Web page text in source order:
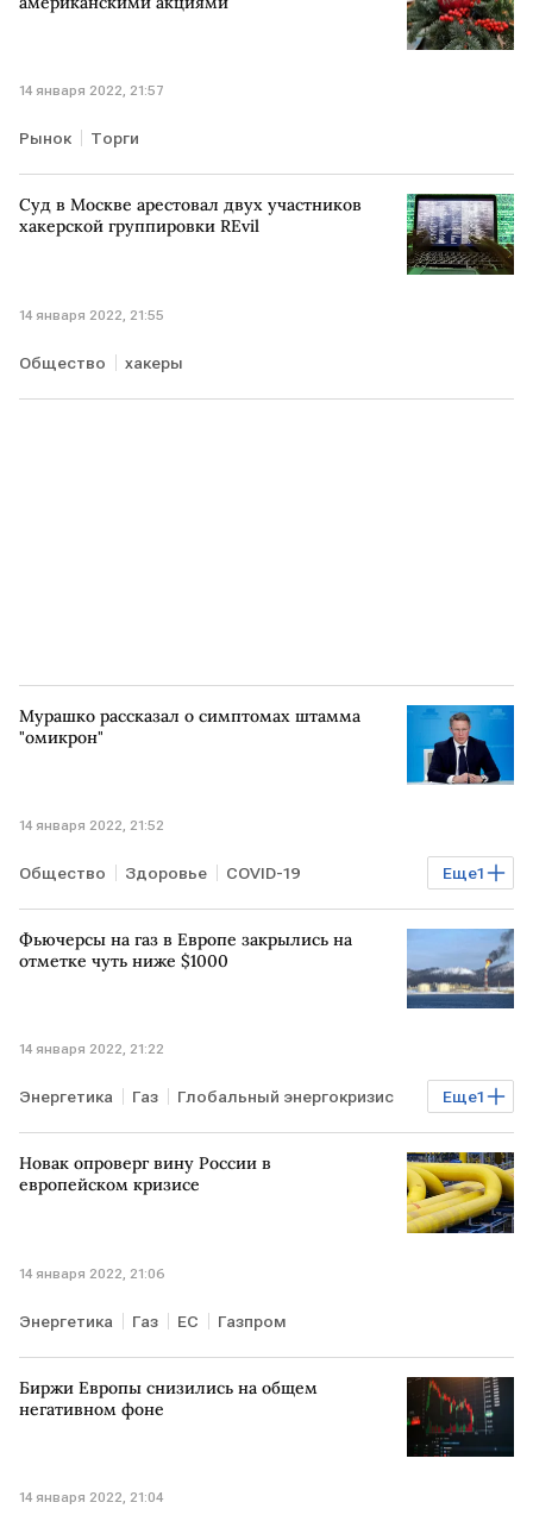
14 января 2022, 21:57
Рынок Торги
Суд в Москве арестовал двух участников
хакерской группировки REvil
14 января 2022, 21:55
Общество хакеры
Мурашко рассказал о симптомах штамма
"омикрон"
14 января 2022, 21:52
Еще1
Общество Здоровье COVID-19
"омикрон"-штамм COVID-19
Фьючерсы на газ в Европе закрылись на
отметке чуть ниже $1000
14 января 2022, 21:22
Еще1
Энергетика Газ Глобальный энергокризис
ЕВРОПА
Новак опроверг вину России в
европейском кризисе
14 января 2022, 21:06
Энергетика Газ ЕС Газпром
Биржи Европы снизились на общем
негативном фоне
14 января 2022, 21:04